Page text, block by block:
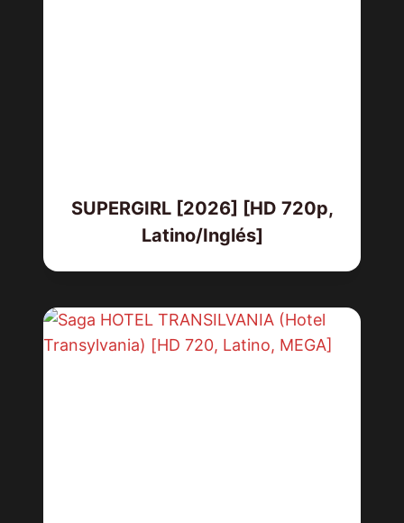
SUPERGIRL [2026] [HD 720p,
Latino/Inglés]